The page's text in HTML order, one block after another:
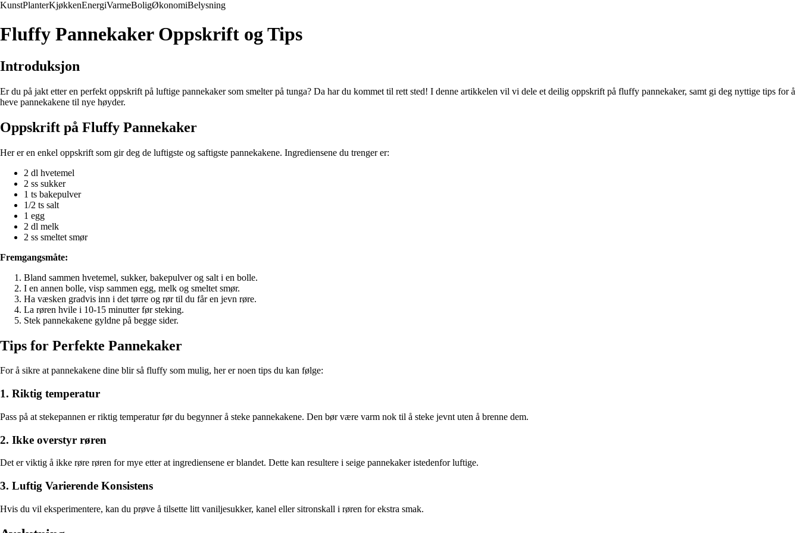
KunstPlanterKjøkkenEnergiVarmeBoligØkonomiBelysning
Fluffy Pannekaker Oppskrift og Tips
Introduksjon
Er du på jakt etter en perfekt oppskrift på luftige pannekaker som smelter på tunga? Da har du kommet til rett sted! I denne artikkelen vil vi dele et deilig oppskrift på fluffy pannekaker, samt gi deg nyttige tips for å
heve pannekakene til nye høyder.
Oppskrift på Fluffy Pannekaker
Her er en enkel oppskrift som gir deg de luftigste og saftigste pannekakene. Ingrediensene du trenger er:
2 dl hvetemel
2 ss sukker
1 ts bakepulver
1/2 ts salt
1 egg
2 dl melk
2 ss smeltet smør
Fremgangsmåte:
Bland sammen hvetemel, sukker, bakepulver og salt i en bolle.
I en annen bolle, visp sammen egg, melk og smeltet smør.
Ha væsken gradvis inn i det tørre og rør til du får en jevn røre.
La røren hvile i 10-15 minutter før steking.
Stek pannekakene gyldne på begge sider.
Tips for Perfekte Pannekaker
For å sikre at pannekakene dine blir så fluffy som mulig, her er noen tips du kan følge:
1. Riktig temperatur
Pass på at stekepannen er riktig temperatur før du begynner å steke pannekakene. Den bør være varm nok til å steke jevnt uten å brenne dem.
2. Ikke overstyr røren
Det er viktig å ikke røre røren for mye etter at ingrediensene er blandet. Dette kan resultere i seige pannekaker istedenfor luftige.
3. Luftig Varierende Konsistens
Hvis du vil eksperimentere, kan du prøve å tilsette litt vaniljesukker, kanel eller sitronskall i røren for ekstra smak.